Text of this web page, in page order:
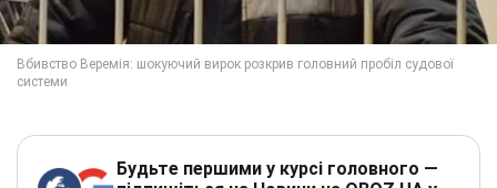
Будьте першими у курсі головного —